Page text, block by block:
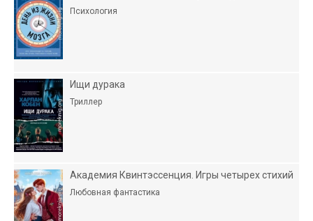
Психология
Ищи дурака
Триллер
Академия Квинтэссенция. Игры четырех стихий
Любовная фантастика